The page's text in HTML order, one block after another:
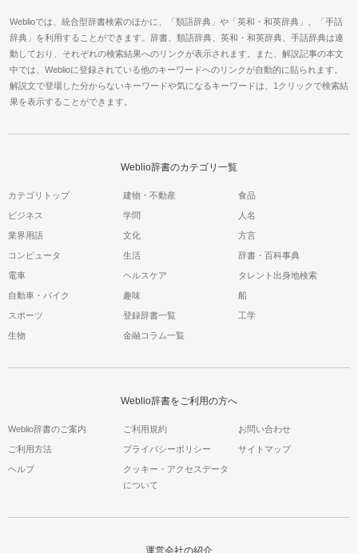
Weblioでは、統合型辞書検索のほかに、「類語辞典」や「英和・和英辞典」、「手話
辞典」を利用することができます。辞書、類語辞典、英和・和英辞典、手話辞典は連
動しており、それぞれの検索結果へのリンクが表示されます。また、解説記事の本文
中では、Weblioに登録されている他のキーワードへのリンクが自動的に貼られます。
解説文で登場した分からないキーワードや気になるキーワードは、1クリックで検索結
果を表示することができます。
Weblio辞書のカテゴリ一覧
カテゴリトップ 建物・不動産 食品
ビジネス 学問 人名
業界用語 文化 方言
コンピュータ 生活 辞書・百科事典
電車 ヘルスケア タレント出身地検索
自動車・バイク 趣味 船
スポーツ 登録辞書一覧 工学
生物 金融コラム一覧
Weblio辞書をご利用の方へ
Weblio辞書のご案内 ご利用規約 お問い合わせ
ご利用方法 プライバシーポリシー サイトマップ
ヘルプ
クッキー・アクセスデータ
について
運営会社の紹介